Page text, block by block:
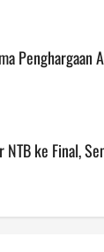
Penghargaan
ke Final,